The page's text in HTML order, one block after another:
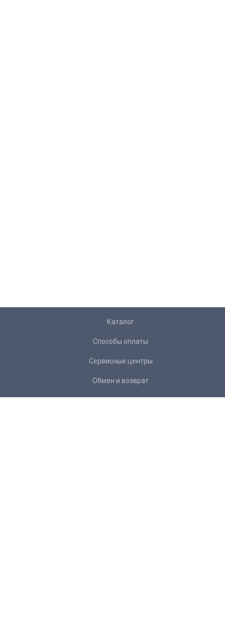
Каталог
Способы оплаты
Сервисные центры
Обмен и возврат